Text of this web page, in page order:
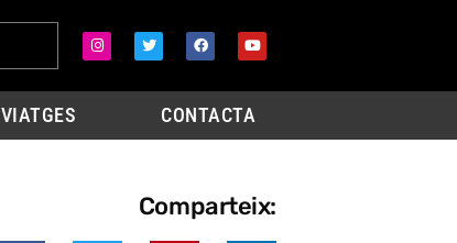
VIATGES CONTACTA
Comparteix: